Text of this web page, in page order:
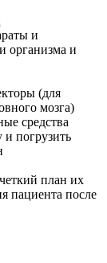
и
организма и
(для
мозга)
средства
и погрузить
план их
пациента после